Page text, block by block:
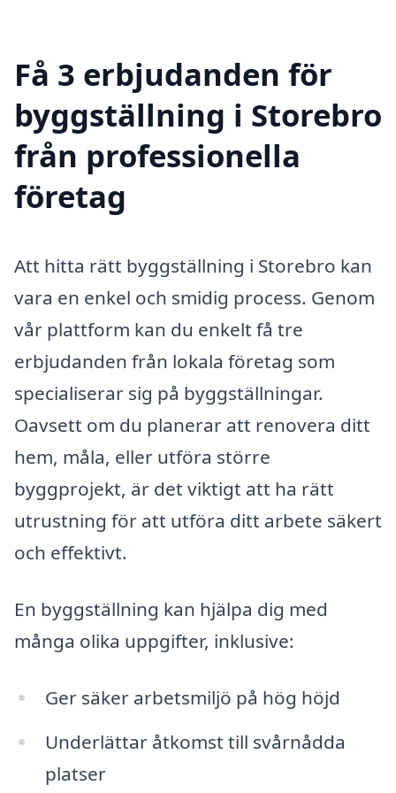
Få 3 erbjudanden för
byggställning i Storebro
från professionella
företag
Att hitta rätt byggställning i Storebro kan
vara en enkel och smidig process. Genom
vår plattform kan du enkelt få tre
erbjudanden från lokala företag som
specialiserar sig på byggställningar.
Oavsett om du planerar att renovera ditt
hem, måla, eller utföra större
byggprojekt, är det viktigt att ha rätt
utrustning för att utföra ditt arbete säkert
och effektivt.
En byggställning kan hjälpa dig med
många olika uppgifter, inklusive:
Ger säker arbetsmiljö på hög höjd
Underlättar åtkomst till svårnådda
platser